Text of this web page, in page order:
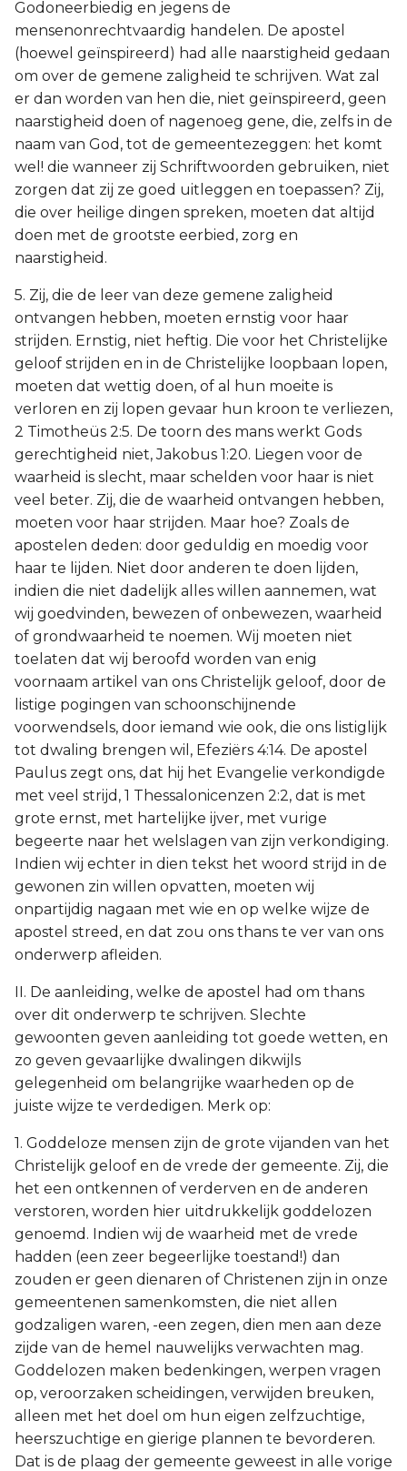
Godoneerbiedig en jegens de
mensenonrechtvaardig handelen. De apostel
(hoewel geïnspireerd) had alle naarstigheid gedaan
om over de gemene zaligheid te schrijven. Wat zal
er dan worden van hen die, niet geïnspireerd, geen
naarstigheid doen of nagenoeg gene, die, zelfs in de
naam van God, tot de gemeentezeggen: het komt
wel! die wanneer zij Schriftwoorden gebruiken, niet
zorgen dat zij ze goed uitleggen en toepassen? Zij,
die over heilige dingen spreken, moeten dat altijd
doen met de grootste eerbied, zorg en
naarstigheid.
5. Zij, die de leer van deze gemene zaligheid
ontvangen hebben, moeten ernstig voor haar
strijden. Ernstig, niet heftig. Die voor het Christelijke
geloof strijden en in de Christelijke loopbaan lopen,
moeten dat wettig doen, of al hun moeite is
verloren en zij lopen gevaar hun kroon te verliezen,
2 Timotheüs 2:5. De toorn des mans werkt Gods
gerechtigheid niet, Jakobus 1:20. Liegen voor de
waarheid is slecht, maar schelden voor haar is niet
veel beter. Zij, die de waarheid ontvangen hebben,
moeten voor haar strijden. Maar hoe? Zoals de
apostelen deden: door geduldig en moedig voor
haar te lijden. Niet door anderen te doen lijden,
indien die niet dadelijk alles willen aannemen, wat
wij goedvinden, bewezen of onbewezen, waarheid
of grondwaarheid te noemen. Wij moeten niet
toelaten dat wij beroofd worden van enig
voornaam artikel van ons Christelijk geloof, door de
listige pogingen van schoonschijnende
voorwendsels, door iemand wie ook, die ons listiglijk
tot dwaling brengen wil, Efeziërs 4:14. De apostel
Paulus zegt ons, dat hij het Evangelie verkondigde
met veel strijd, 1 Thessalonicenzen 2:2, dat is met
grote ernst, met hartelijke ijver, met vurige
begeerte naar het welslagen van zijn verkondiging.
Indien wij echter in dien tekst het woord strijd in de
gewonen zin willen opvatten, moeten wij
onpartijdig nagaan met wie en op welke wijze de
apostel streed, en dat zou ons thans te ver van ons
onderwerp afleiden.
II. De aanleiding, welke de apostel had om thans
over dit onderwerp te schrijven. Slechte
gewoonten geven aanleiding tot goede wetten, en
zo geven gevaarlijke dwalingen dikwijls
gelegenheid om belangrijke waarheden op de
juiste wijze te verdedigen. Merk op:
1. Goddeloze mensen zijn de grote vijanden van het
Christelijk geloof en de vrede der gemeente. Zij, die
het een ontkennen of verderven en de anderen
verstoren, worden hier uitdrukkelijk goddelozen
genoemd. Indien wij de waarheid met de vrede
hadden (een zeer begeerlijke toestand!) dan
zouden er geen dienaren of Christenen zijn in onze
gemeentenen samenkomsten, die niet allen
godzaligen waren, -een zegen, dien men aan deze
zijde van de hemel nauwelijks verwachten mag.
Goddelozen maken bedenkingen, werpen vragen
op, veroorzaken scheidingen, verwijden breuken,
alleen met het doel om hun eigen zelfzuchtige,
heerszuchtige en gierige plannen te bevorderen.
Dat is de plaag der gemeente geweest in alle vorige